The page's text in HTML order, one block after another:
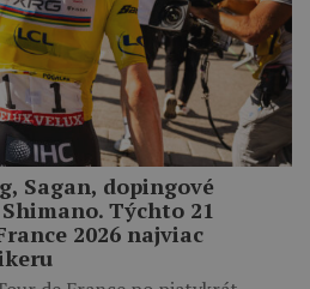
Sagan, dopingové
Týchto 21
2026 najviac